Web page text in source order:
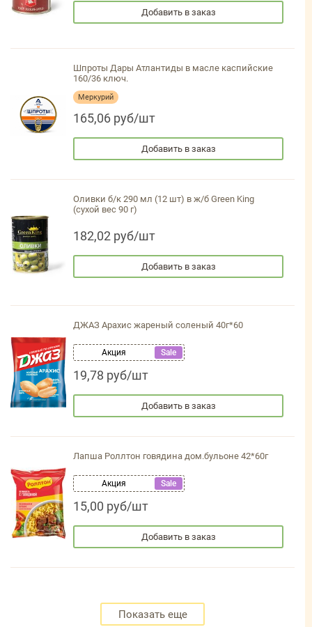
Добавить в заказ
Шпроты Дары Атлантиды в масле каспийские
160/36 ключ.
Меркурий
165,06 руб/шт
Добавить в заказ
Оливки б/к 290 мл (12 шт) в ж/б Green King
(сухой вес 90 г)
182,02 руб/шт
Добавить в заказ
ДЖАЗ Арахис жареный соленый 40г*60
Акция Sale
19,78 руб/шт
Добавить в заказ
Лапша Роллтон говядина дом.бульоне 42*60г
Акция Sale
15,00 руб/шт
Добавить в заказ
Показать еще